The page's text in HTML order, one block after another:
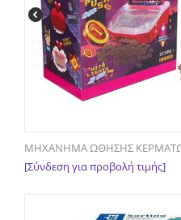
ΜΗΧΑΝΗΜΑ ΩΘΗΣΗΣ
[Σύνδεση για προβολή τιμής]